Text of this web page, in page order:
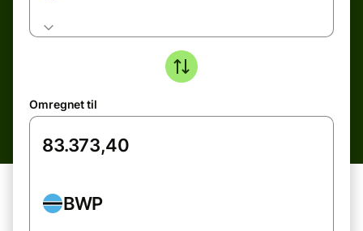
Omregnet til
BWP